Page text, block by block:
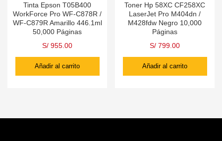
Tinta Epson T05B400
WorkForce Pro WF-C878R /
WF-C879R Amarillo 446.1ml
50,000 Páginas
S/ 955.00
Añadir al carrito
Toner Hp 58XC CF258XC
LaserJet Pro M404dn /
M428fdw Negro 10,000
Páginas
S/ 799.00
Añadir al carrito